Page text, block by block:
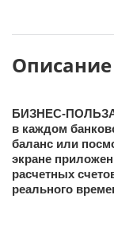
Описание
БИЗНЕС-
в каждом
баланс или
экране
расчетных
реального